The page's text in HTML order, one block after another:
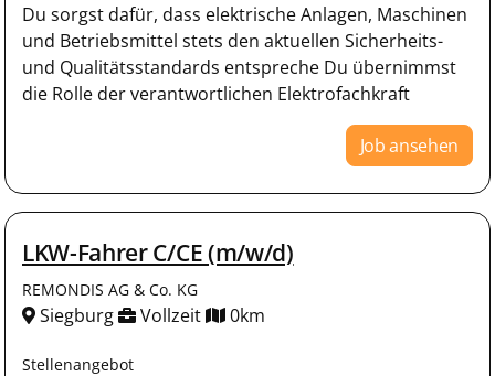
Du sorgst dafür, dass elektrische Anlagen, Maschinen
und Betriebsmittel stets den aktuellen Sicherheits-
und Qualitätsstandards entspreche Du übernimmst
die Rolle der verantwortlichen Elektrofachkraft
Job ansehen
LKW-Fahrer C/CE (m/w/d)
REMONDIS AG & Co. KG
Siegburg Vollzeit 0km
Stellenangebot